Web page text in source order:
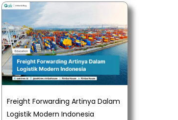
Freight Forwarding Artinya Dalam
Logistik Modern Indonesia